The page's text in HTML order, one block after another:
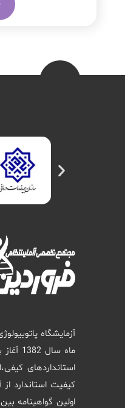
آزمایشگاه
ماه
استانداردهای
کیفیت استاندارد